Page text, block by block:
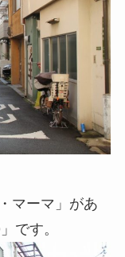
マーマ」があ
です。